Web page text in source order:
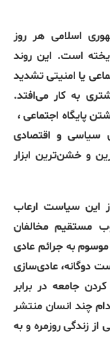
اسلامی هر روز
است. این روند
یا امنیتی تشدید
به کار می‌افتد.
پایگاه اجتماعی ،
سیاسی و اقتصادی
و خشن‌ترین ابزار
این سیاست ارعاب
مستقیم مخالفان
به جرائم عادی
دوگانه، عادی‌سازی
جامعه در برابر
چند انسان منتشر
زندگی روزمره و به